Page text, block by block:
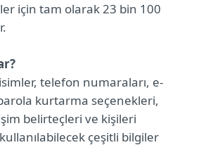
için tam olarak 23 bin 100
telefon numaraları, e-
kurtarma seçenekleri,
belirteçleri ve kişileri
çeşitli bilgiler